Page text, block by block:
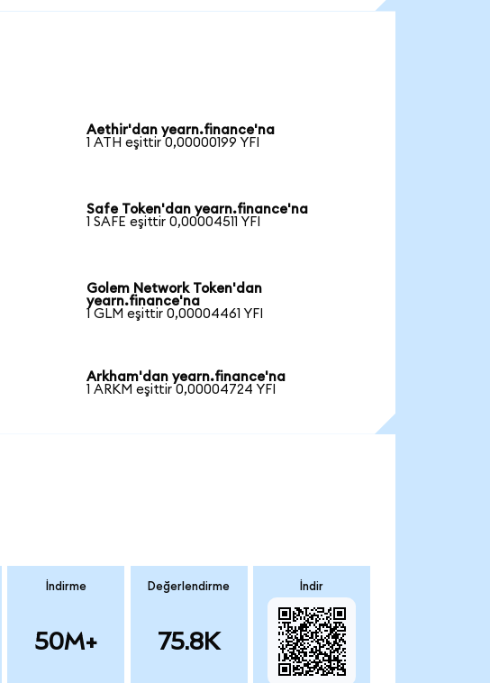
Aethir'dan yearn.finance'na
1 ATH eşittir 0,00000199 YFI
Safe Token'dan yearn.finance'na
1 SAFE eşittir 0,00004511 YFI
Golem Network Token'dan
yearn.finance'na
1 GLM eşittir 0,00004461 YFI
Arkham'dan yearn.finance'na
1 ARKM eşittir 0,00004724 YFI
İndirme
50M+
Değerlendirme
75.8K
İndir